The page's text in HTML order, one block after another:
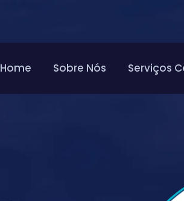
Home Sobre Nós Serviços